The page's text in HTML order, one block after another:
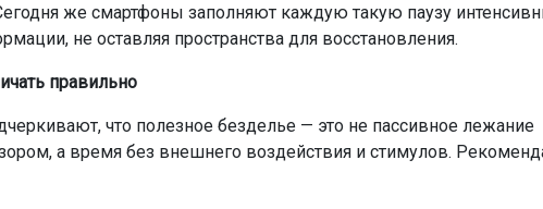
же смартфоны заполняют каждую такую паузу
не оставляя пространства для восстановления.
правильно
что полезное безделье — это не пассивное лежание
а время без внешнего воздействия и стимулов.